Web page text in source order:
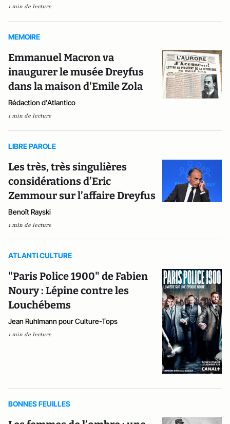
1 min de lecture
MEMOIRE
Emmanuel Macron va
inaugurer le musée Dreyfus
dans la maison d'Emile Zola
Rédaction d'Atlantico
1 min de lecture
LIBRE PAROLE
Les très, très singulières
considérations d’Eric
Zemmour sur l’affaire Dreyfus
Benoît Rayski
1 min de lecture
ATLANTI CULTURE
"Paris Police 1900" de Fabien
Noury : Lépine contre les
Louchébems
Jean Ruhlmann pour Culture-Tops
1 min de lecture
BONNES FEUILLES